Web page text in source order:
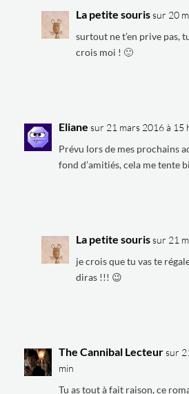
La petite souris sur 20
surtout ne t’en prive pas,
crois moi ! 🙂
Eliane sur 21 mars 2016 à 15
Prévu lors de mes prochains
fond d’amitiés, cela me tente
La petite souris sur 21
je crois que tu vas te
diras !!! 😉
The Cannibal Lecteur sur
min
Tu as tout à fait raison, ce